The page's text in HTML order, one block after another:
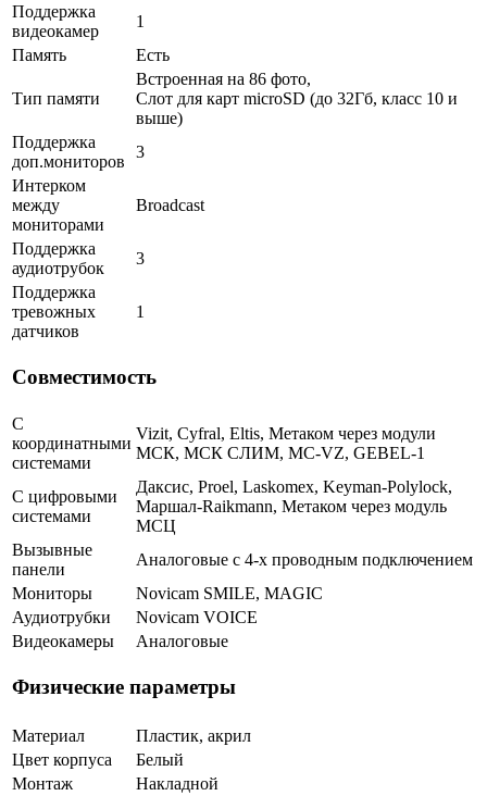
Поддержка
видеокамер
1
Память
Есть
Тип памяти
Встроенная на 86 фото,
Слот для карт microSD (до 32Гб, класс 10 и
выше)
Поддержка
доп.мониторов
3
Интерком
между
мониторами
Broadcast
Поддержка
аудиотрубок
3
Поддержка
тревожных
датчиков
1
Совместимость
С
координатными
системами
Vizit, Cyfral, Eltis, Метаком через модули
МСК, МСК СЛИМ, MC-VZ, GEBEL-1
С цифровыми
системами
Даксис, Proel, Laskomex, Keyman-Polylock,
Маршал-Raikmann, Метаком через модуль
МСЦ
Вызывные
панели
Аналоговые с 4-х проводным подключением
Мониторы
Novicam SMILE, MAGIC
Аудиотрубки
Novicam VOICE
Видеокамеры
Аналоговые
Физические параметры
Материал
Пластик, акрил
Цвет корпуса
Белый
Монтаж
Накладной